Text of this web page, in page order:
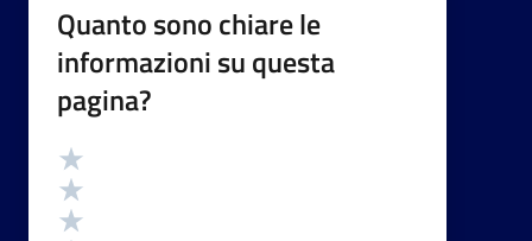
Quanto sono chiare le
informazioni su questa
pagina?
Valutazione